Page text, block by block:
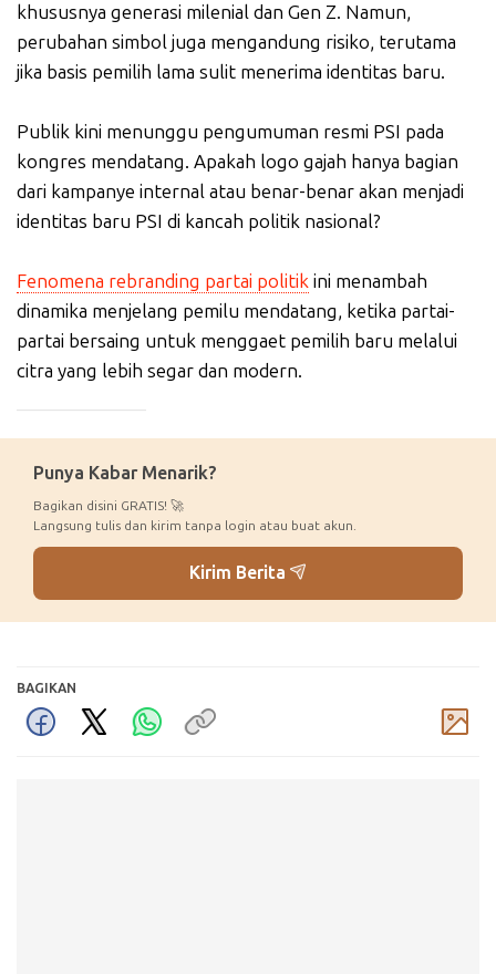
khususnya generasi milenial dan Gen Z. Namun,
perubahan simbol juga mengandung risiko, terutama
jika basis pemilih lama sulit menerima identitas baru.
Publik kini menunggu pengumuman resmi PSI pada
kongres mendatang. Apakah logo gajah hanya bagian
dari kampanye internal atau benar-benar akan menjadi
identitas baru PSI di kancah politik nasional?
Fenomena rebranding partai politik ini menambah
dinamika menjelang pemilu mendatang, ketika partai-
partai bersaing untuk menggaet pemilih baru melalui
citra yang lebih segar dan modern.
Punya Kabar Menarik?
Bagikan disini GRATIS! 🚀
Langsung tulis dan kirim tanpa login atau buat akun.
Kirim Berita
BAGIKAN